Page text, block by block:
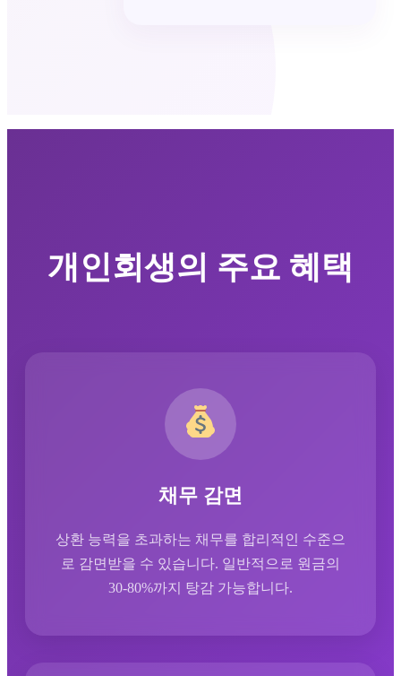
개인회생의 주요 혜택
채무 감면
상환 능력을 초과하는 채무를 합리적인 수준으
로 감면받을 수 있습니다. 일반적으로 원금의
30-80%까지 탕감 가능합니다.